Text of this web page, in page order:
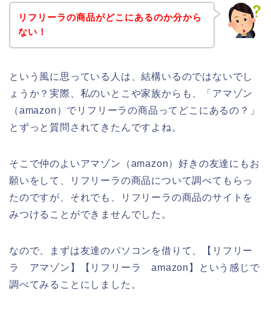
リフリーラの商品がどこにあるのか分から
ない！
という風に思っている人は、結構いるのではないでし
ょうか？実際、私のいとこや家族からも、「アマゾン
（amazon）でリフリーラの商品ってどこにあるの？」
とずっと質問されてきたんですよね。
そこで仲のよいアマゾン（amazon）好きの友達にもお
願いをして、リフリーラの商品について調べてもらっ
たのですが、それでも、リフリーラの商品のサイトを
みつけることができませんでした。
なので、まずは友達のパソコンを借りて、【リフリー
ラ アマゾン】【リフリーラ amazon】という感じで
調べてみることにしました。